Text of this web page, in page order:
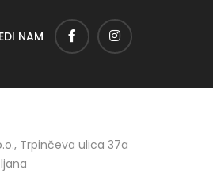
NAM
Trpinčeva ulica 37a